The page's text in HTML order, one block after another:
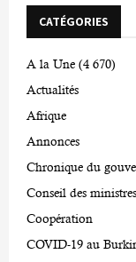
CATÉGORIES
A la Une (4 670)
Actualités
Afrique
Annonces
Chronique du
Conseil des ministres
Coopération
COVID-19 au